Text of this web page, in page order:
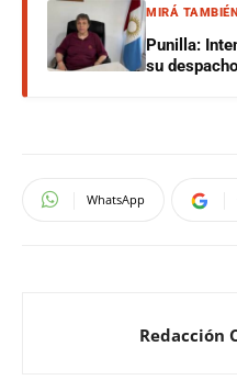
MIRÁ
Punilla:
su
WhatsApp
Redacción